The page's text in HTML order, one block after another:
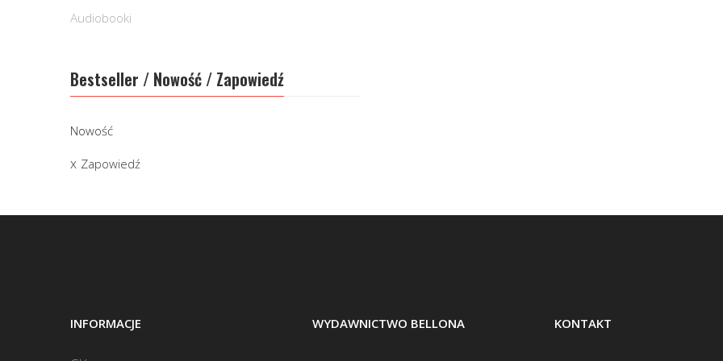
Audiobooki
Bestseller / Nowość / Zapowiedź
Nowość
Zapowiedź
INFORMACJE WYDAWNICTWO BELLONA KONTAKT